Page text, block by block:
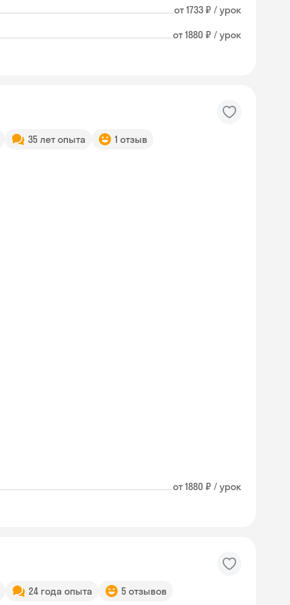
от 1733 ₽ / урок
от 1880 ₽ / урок
35 лет опыта 1 отзыв
от 1880 ₽ / урок
24 года опыта 5 отзывов